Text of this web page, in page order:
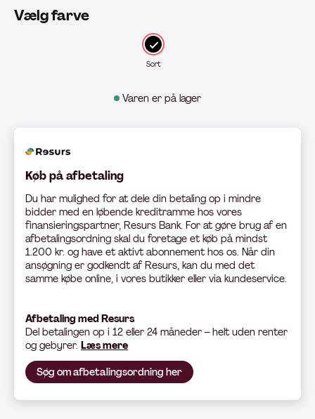
Varen er på lager
Vælg farve
Sort
Køb på afbetaling
Du har mulighed for at dele din betaling op i mindre
bidder med en løbende kreditramme hos vores
finansieringspartner, Resurs Bank. For at gøre brug af en
afbetalingsordning skal du foretage et køb på mindst
1.200 kr. og have et aktivt abonnement hos os. Når din
ansøgning er godkendt af Resurs, kan du med det
samme købe online, i vores butikker eller via kundeservice.
Afbetaling med Resurs
Del betalingen op i 12 eller 24 måneder – helt uden renter
og gebyrer. Læs mere
Søg om afbetalingsordning her